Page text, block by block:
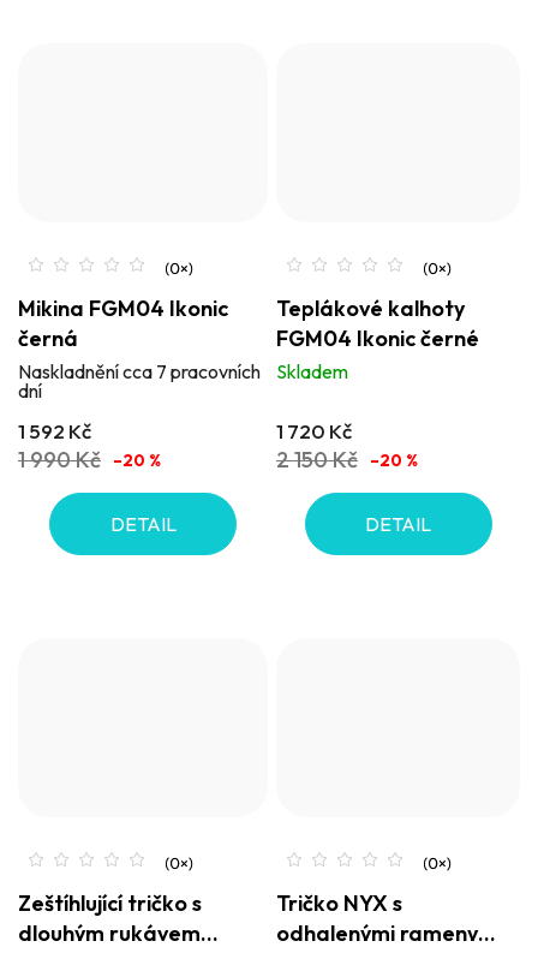
Mikina FGM04 Ikonic
černá
Naskladnění cca 7 pracovních
dní
1 592 Kč
1 990 Kč –20 %
DETAIL
Teplákové kalhoty
FGM04 Ikonic černé
Skladem
1 720 Kč
2 150 Kč –20 %
DETAIL
Zeštíhlující tričko s
dlouhým rukávem
Tričko NYX s
odhalenými rameny